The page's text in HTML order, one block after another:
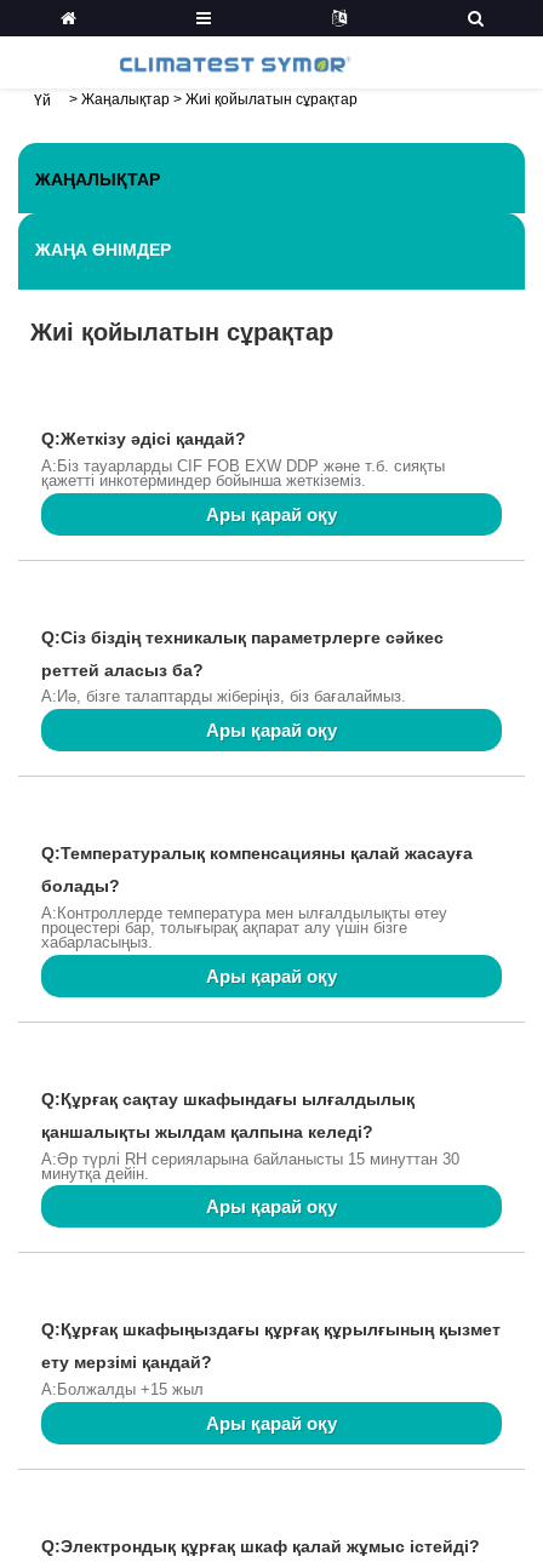
Үй > Жаңалықтар > Жиі қойылатын сұрақтар
ЖАҢАЛЫҚТАР
ЖАҢА ӨНІМДЕР
Жиі қойылатын сұрақтар
Q:Жеткізу әдісі қандай?
A:Біз тауарларды CIF FOB EXW DDP және т.б. сияқты
қажетті инкотерминдер бойынша жеткіземіз.
Ары қарай оқу
Q:Сіз біздің техникалық параметрлерге сәйкес
реттей аласыз ба?
A:Иә, бізге талаптарды жіберіңіз, біз бағалаймыз.
Ары қарай оқу
Q:Температуралық компенсацияны қалай жасауға
болады?
A:Контроллерде температура мен ылғалдылықты өтеу
процестері бар, толығырақ ақпарат алу үшін бізге
хабарласыңыз.
Ары қарай оқу
Q:Құрғақ сақтау шкафындағы ылғалдылық
қаншалықты жылдам қалпына келеді?
A:Әр түрлі RH серияларына байланысты 15 минуттан 30
минутқа дейін.
Ары қарай оқу
Q:Құрғақ шкафыңыздағы құрғақ құрылғының қызмет
ету мерзімі қандай?
A:Болжалды +15 жыл
Ары қарай оқу
Q:Электрондық құрғақ шкаф қалай жұмыс істейді?